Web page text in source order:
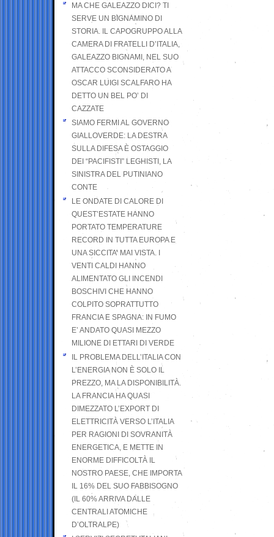
MA CHE GALEAZZO DICI? TI
SERVE UN BIGNAMINO DI
STORIA. IL CAPOGRUPPO ALLA
CAMERA DI FRATELLI D’ITALIA,
GALEAZZO BIGNAMI, NEL SUO
ATTACCO SCONSIDERATO A
OSCAR LUIGI SCALFARO HA
DETTO UN BEL PO’ DI
CAZZATE
SIAMO FERMI AL GOVERNO
GIALLOVERDE: LA DESTRA
SULLA DIFESA È OSTAGGIO
DEI “PACIFISTI” LEGHISTI, LA
SINISTRA DEL PUTINIANO
CONTE
LE ONDATE DI CALORE DI
QUEST’ESTATE HANNO
PORTATO TEMPERATURE
RECORD IN TUTTA EUROPA E
UNA SICCITA’ MAI VISTA. I
VENTI CALDI HANNO
ALIMENTATO GLI INCENDI
BOSCHIVI CHE HANNO
COLPITO SOPRATTUTTO
FRANCIA E SPAGNA: IN FUMO
E’ ANDATO QUASI MEZZO
MILIONE DI ETTARI DI VERDE
IL PROBLEMA DELL’ITALIA CON
L’ENERGIA NON È SOLO IL
PREZZO, MA LA DISPONIBILITÀ.
LA FRANCIA HA QUASI
DIMEZZATO L’EXPORT DI
ELETTRICITÀ VERSO L’ITALIA
PER RAGIONI DI SOVRANITÀ
ENERGETICA, E METTE IN
ENORME DIFFICOLTÀ IL
NOSTRO PAESE, CHE IMPORTA
IL 16% DEL SUO FABBISOGNO
(IL 60% ARRIVA DALLE
CENTRALI ATOMICHE
D’OLTRALPE)